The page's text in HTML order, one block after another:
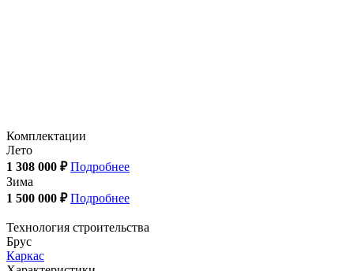
Комплектации
Лето
1 308 000 ₽ Подробнее
Зима
1 500 000 ₽ Подробнее
Технология строительства
Брус
Каркас